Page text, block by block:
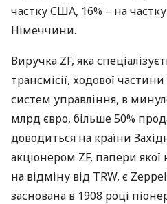
часткуСША, 16% – на
Німеччини.
Виручка ZF, яка
трансмісії, ходової
систем управління, в
млрд євро, більше 50%
доводиться на країни
акціонером ZF, папери якої
на відміну від TRW, є
заснована в 1908 році